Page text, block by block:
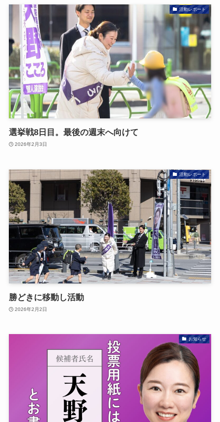
活動レポート
選挙戦8日目。最後の週末へ向けて
2026年2月3日
活動レポート
勝どきに移動し活動
2026年2月2日
お知らせ